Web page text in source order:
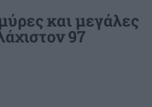
18:14
και
και μεγάλες
97